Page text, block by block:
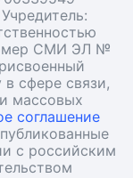
СМИ ЭЛ №
сфере связи,
массовых
соглашение
с российским